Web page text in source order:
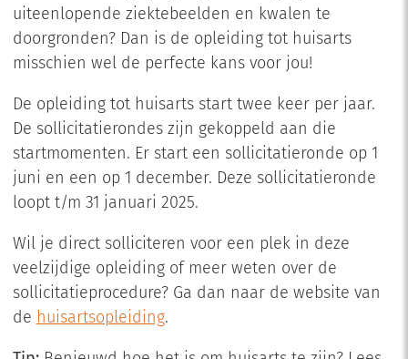
uiteenlopende ziektebeelden en kwalen te
doorgronden? Dan is de opleiding tot huisarts
misschien wel de perfecte kans voor jou!
De opleiding tot huisarts start twee keer per jaar.
De sollicitatierondes zijn gekoppeld aan die
startmomenten. Er start een sollicitatieronde op 1
juni en een op 1 december. Deze sollicitatieronde
loopt t/m 31 januari 2025.
Wil je direct solliciteren voor een plek in deze
veelzijdige opleiding of meer weten over de
sollicitatieprocedure? Ga dan naar de website van
de huisartsopleiding.